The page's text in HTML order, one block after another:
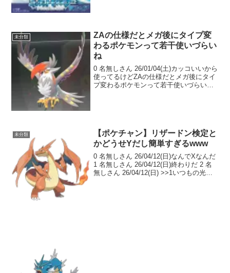
未分類
ZAの仕様だとメガ後にタイプ変
わるポケモンって若干使いづらい
ね
0 名無しさん 26/01/04(土)カッコいいから
使ってるけどZAの仕様だとメガ後にタイ
プ変わるポケモンって若干使いづらいね
未分類
【ポケチャン】リザードン検定と
かどうせYだし簡単すぎるwww
0 名無しさん 26/04/12(日)なんでXなんだ
1 名無しさん 26/04/12(日)終わりだ 2 名
無しさん 26/04/12(日) >>1いつもの光景 3